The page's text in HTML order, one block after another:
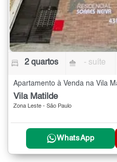
2 quartos - suíte
Apartamento à Venda na Vila
Vila Matilde
Zona Leste - São Paulo
WhatsApp